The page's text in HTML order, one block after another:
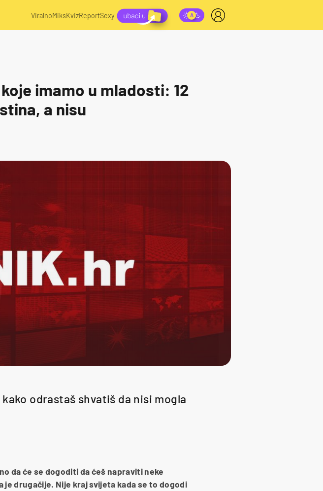
ViralnoMiksKvizReportSexy
imamo u mladosti: 12
a nisu
odrastaš shvatiš da nisi mogla
da će se dogoditi da ćeš napraviti neke
je drugačije. Nije kraj svijeta kada se to dogodi